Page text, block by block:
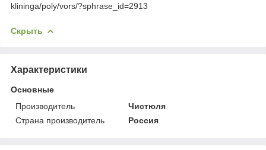
klininga/poly/vors/?sphrase_id=2913
Скрыть
Характеристики
Основные
Производитель
Чистюля
Страна производитель
Россия